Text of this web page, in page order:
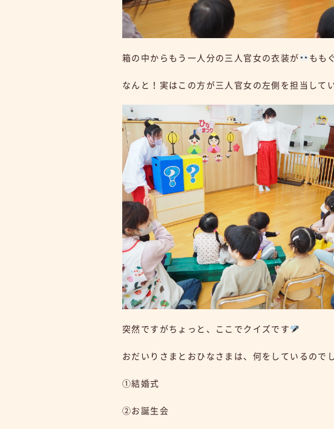
箱の中からもう一人分の三人官女の衣装が もも
なんと！実はこの方が三人官女の左側を担当して
突然ですがちょっと、ここでクイズです
おだいりさまとおひなさまは、何をしているので
①結婚式
②お誕生会